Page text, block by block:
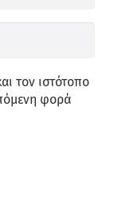
τον ιστότοπο
φορά